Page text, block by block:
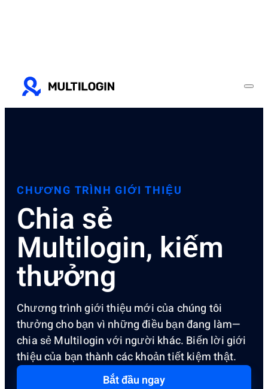
CHƯƠNG TRÌNH GIỚI THIỆU
Chia sẻ
Multilogin, kiếm
thưởng
Chương trình giới thiệu mới của chúng tôi
thưởng cho bạn vì những điều bạn đang làm—
chia sẻ Multilogin với người khác. Biến lời giới
thiệu của bạn thành các khoản tiết kiệm thật.
Bắt đầu ngay